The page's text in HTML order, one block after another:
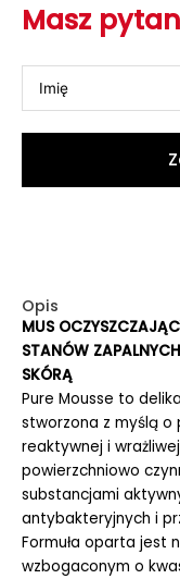
Masz
Opis
MUS
STANÓW
SKÓRĄ
Pure Mousse to
stworzona z myślą o
reaktywnej i
powierzchniowo
substancjami
antybakteryjnych i
Formuła oparta jest
wzbogaconym o